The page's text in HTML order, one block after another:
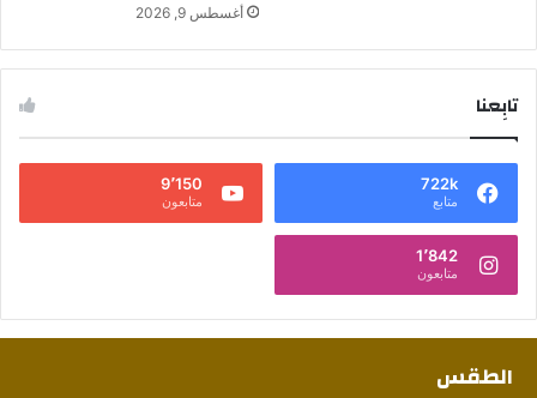
أغسطس 9, 2026
تابِعنا
722k
متابع
9٬150
متابعون
1٬842
متابعون
الطقس